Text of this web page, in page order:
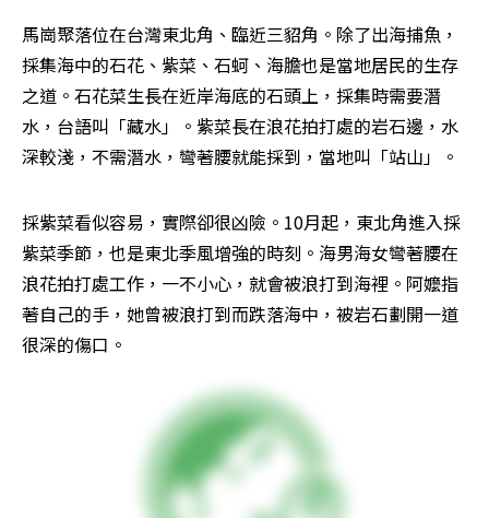
馬崗聚落位在台灣東北角、臨近三貂角。除了出海捕魚，
採集海中的石花、紫菜、石蚵、海膽也是當地居民的生存
之道。石花菜生長在近岸海底的石頭上，採集時需要潛
水，台語叫「藏水」。紫菜長在浪花拍打處的岩石邊，水
深較淺，不需潛水，彎著腰就能採到，當地叫「站山」。
採紫菜看似容易，實際卻很凶險。10月起，東北角進入採
紫菜季節，也是東北季風增強的時刻。海男海女彎著腰在
浪花拍打處工作，一不小心，就會被浪打到海裡。阿嬤指
著自己的手，她曾被浪打到而跌落海中，被岩石劃開一道
很深的傷口。